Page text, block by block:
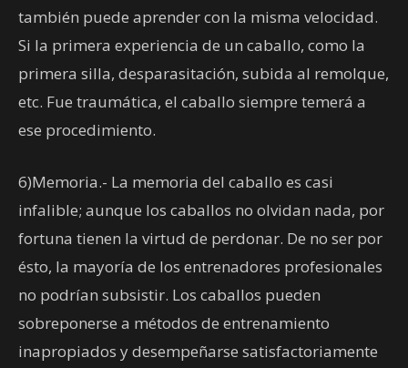
también puede aprender con la misma velocidad.
Si la primera experiencia de un caballo, como la
primera silla, desparasitación, subida al remolque,
etc. Fue traumática, el caballo siempre temerá a
ese procedimiento.
6)Memoria.- La memoria del caballo es casi
infalible; aunque los caballos no olvidan nada, por
fortuna tienen la virtud de perdonar. De no ser por
ésto, la mayoría de los entrenadores profesionales
no podrían subsistir. Los caballos pueden
sobreponerse a métodos de entrenamiento
inapropiados y desempeñarse satisfactoriamente